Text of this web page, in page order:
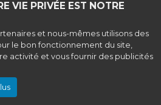
VIE PRIVÉE EST NOTRE
et nous-mêmes utilisons des
le bon fonctionnement du site,
activité et vous fournir des publicités